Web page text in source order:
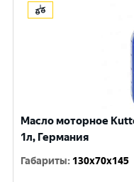
Масло моторное
1л, Германия
Габариты: 130x70x145